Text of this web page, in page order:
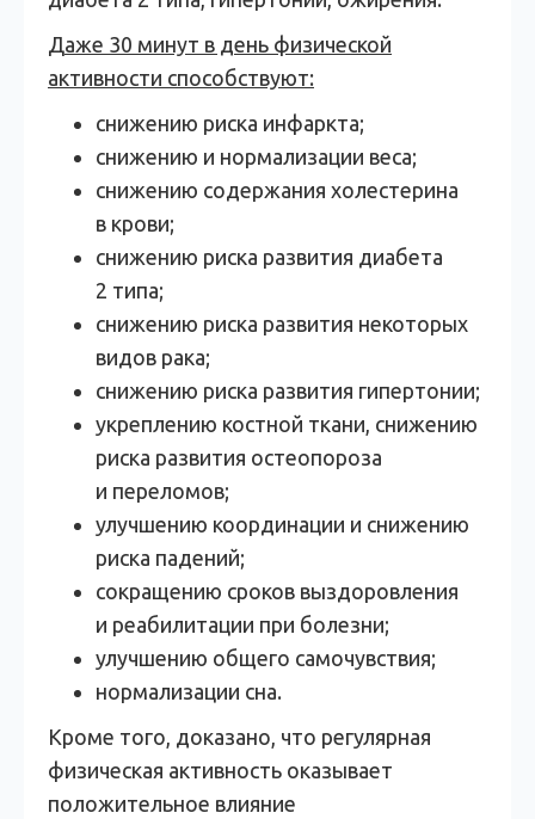
Даже 30 минут в день физической
активности способствуют:
снижению риска инфаркта;
снижению и нормализации веса;
снижению содержания холестерина
в крови;
снижению риска развития диабета
2 типа;
снижению риска развития некоторых
видов рака;
снижению риска развития гипертонии;
укреплению костной ткани, снижению
риска развития остеопороза
и переломов;
улучшению координации и снижению
риска падений;
сокращению сроков выздоровления
и реабилитации при болезни;
улучшению общего самочувствия;
нормализации сна.
Кроме того, доказано, что регулярная
физическая активность оказывает
положительное влияние